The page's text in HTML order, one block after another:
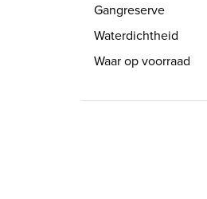
Gangreserve
Waterdichtheid
Waar op voorraad